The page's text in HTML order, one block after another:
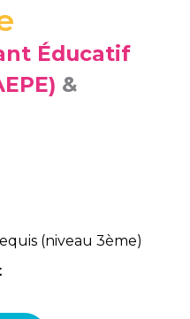
Éducatif
&
(niveau 3ème)